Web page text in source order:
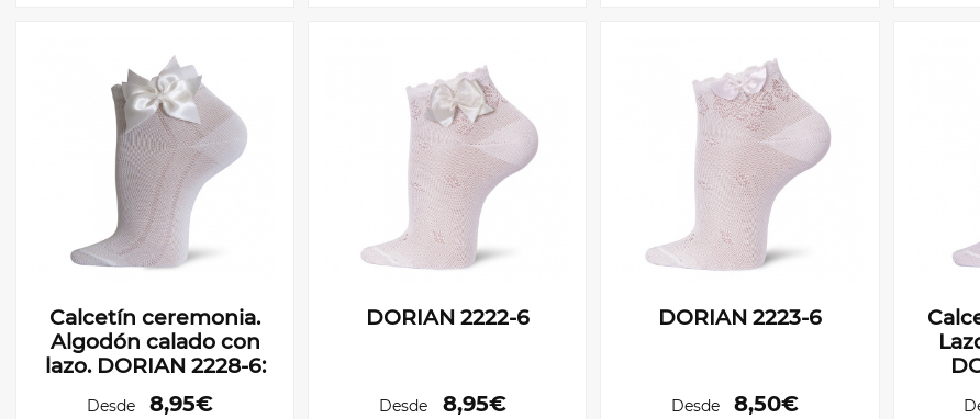
Calcetín ceremonia.
Algodón calado con
lazo. DORIAN 2228-6:
Desde 8,95€
DORIAN 2222-6
Desde 8,95€
DORIAN 2223-6
Desde 8,50€